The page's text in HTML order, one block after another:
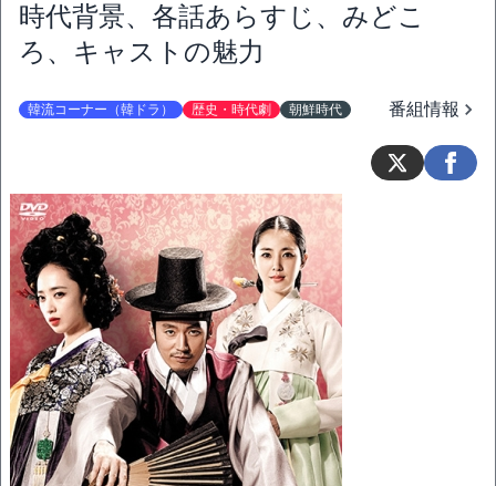
時代背景、各話あらすじ、みどこ
ろ、キャストの魅力
韓流コーナー（韓ドラ） 歴史・時代劇 朝鮮時代 番組情報